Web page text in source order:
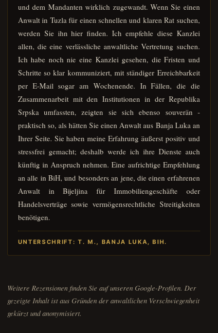
und dem Mandanten wirklich zugewandt. Wenn Sie einen
Anwalt in Tuzla für einen schnellen und klaren Rat suchen,
werden Sie ihn hier finden. Ich empfehle diese Kanzlei
allen, die eine verlässliche anwaltliche Vertretung suchen.
Ich habe noch nie eine Kanzlei gesehen, die Fristen und
Schritte so klar kommuniziert, mit ständiger Erreichbarkeit
per E-Mail sogar am Wochenende. In Fällen, die die
Zusammenarbeit mit den Institutionen in der Republika
Srpska umfassten, zeigten sie sich ebenso souverän -
praktisch so, als hätten Sie einen Anwalt aus Banja Luka an
Ihrer Seite. Sie haben meine Erfahrung äußerst positiv und
stressfrei gemacht; deshalb werde ich ihre Dienste auch
künftig in Anspruch nehmen. Eine aufrichtige Empfehlung
an alle in BiH, und besonders an jene, die einen erfahrenen
Anwalt in Bijeljina für Immobiliengeschäfte oder
Handelsverträge sowie vermögensrechtliche Streitigkeiten
benötigen.
UNTERSCHRIFT: T. M., BANJA LUKA, BIH.
Weitere Rezensionen finden Sie auf unseren Google-Profilen. Der
gezeigte Inhalt ist aus Gründen der anwaltlichen Verschwiegenheit
gekürzt und anonymisiert.